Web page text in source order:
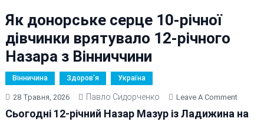
Як донорське серце 10-річної
дівчинки врятувало 12-річного
Назара з Вінниччини
Вінничина Здоров'я Україна
28 Травня, 2026 Павло Сидорченко Leave A CommentOn
Як
Сьогодні 12-річний Назар Мазур із Ладижина на